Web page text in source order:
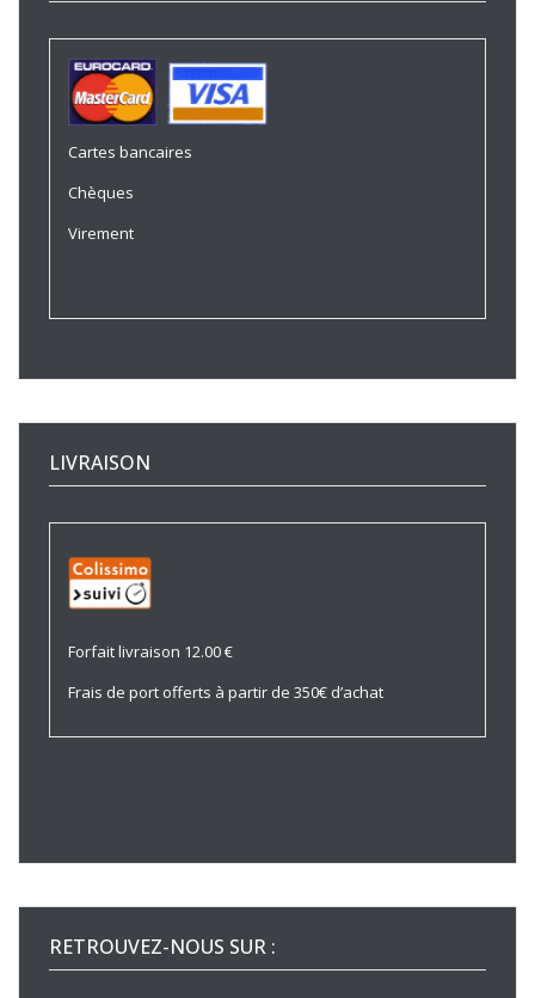
Cartes bancaires
Chèques
Virement
LIVRAISON
Forfait livraison 12.00 €
Frais de port offerts à partir de 350€ d’achat
RETROUVEZ-NOUS SUR :